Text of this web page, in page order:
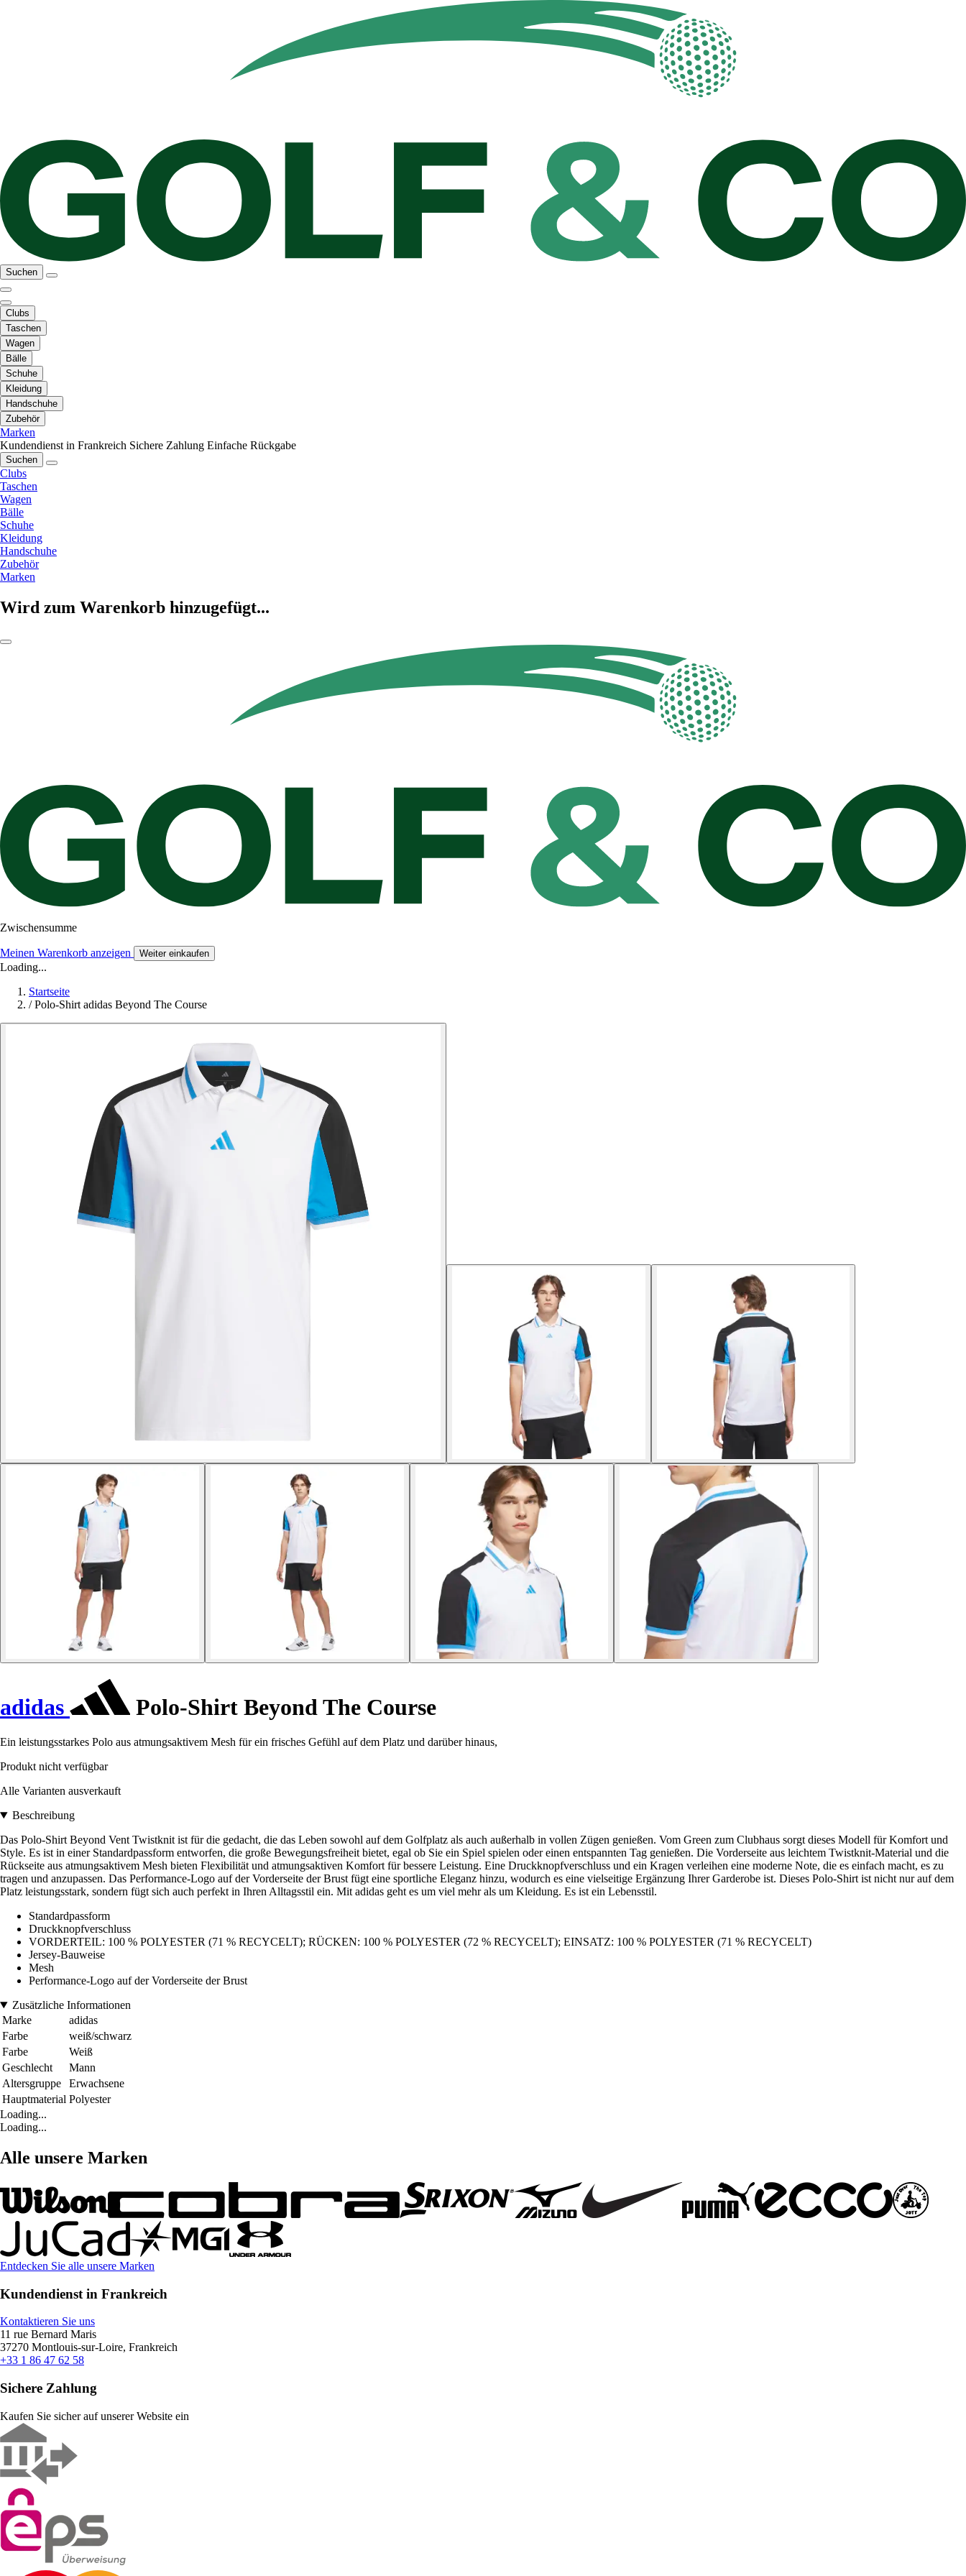
Suchen
Clubs
Taschen
Wagen
Bälle
Schuhe
Kleidung
Handschuhe
Zubehör
Marken
Kundendienst in Frankreich Sichere Zahlung Einfache Rückgabe
Suchen
Clubs
Taschen
Wagen
Bälle
Schuhe
Kleidung
Handschuhe
Zubehör
Marken
Wird zum Warenkorb hinzugefügt...
Zwischensumme
Meinen Warenkorb anzeigen Weiter einkaufen
Loading...
Startseite
/ Polo-Shirt adidas Beyond The Course
adidas Polo-Shirt Beyond The Course
Ein leistungsstarkes Polo aus atmungsaktivem Mesh für ein frisches Gefühl auf dem Platz und darüber hinaus,
Produkt nicht verfügbar
Alle Varianten ausverkauft
Beschreibung
Das Polo-Shirt Beyond Vent Twistknit ist für die gedacht, die das Leben sowohl auf dem Golfplatz als auch außerhalb in vollen Zügen genießen. Vom Green zum Clubhaus sorgt dieses Modell für Komfort und
Style. Es ist in einer Standardpassform entworfen, die große Bewegungsfreiheit bietet, egal ob Sie ein Spiel spielen oder einen entspannten Tag genießen. Die Vorderseite aus leichtem Twistknit-Material und die
Rückseite aus atmungsaktivem Mesh bieten Flexibilität und atmungsaktiven Komfort für bessere Leistung. Eine Druckknopfverschluss und ein Kragen verleihen eine moderne Note, die es einfach macht, es zu
tragen und anzupassen. Das Performance-Logo auf der Vorderseite der Brust fügt eine sportliche Eleganz hinzu, wodurch es eine vielseitige Ergänzung Ihrer Garderobe ist. Dieses Polo-Shirt ist nicht nur auf dem
Platz leistungsstark, sondern fügt sich auch perfekt in Ihren Alltagsstil ein. Mit adidas geht es um viel mehr als um Kleidung. Es ist ein Lebensstil.
Standardpassform
Druckknopfverschluss
VORDERTEIL: 100 % POLYESTER (71 % RECYCELT); RÜCKEN: 100 % POLYESTER (72 % RECYCELT); EINSATZ: 100 % POLYESTER (71 % RECYCELT)
Jersey-Bauweise
Mesh
Performance-Logo auf der Vorderseite der Brust
Zusätzliche Informationen
Marke
adidas
Farbe
weiß/schwarz
Farbe
Weiß
Geschlecht
Mann
Altersgruppe
Erwachsene
Hauptmaterial Polyester
Loading...
Loading...
Alle unsere Marken
Entdecken Sie alle unsere Marken
Kundendienst in Frankreich
Kontaktieren Sie uns
11 rue Bernard Maris
37270 Montlouis-sur-Loire, Frankreich
+33 1 86 47 62 58
Sichere Zahlung
Kaufen Sie sicher auf unserer Website ein